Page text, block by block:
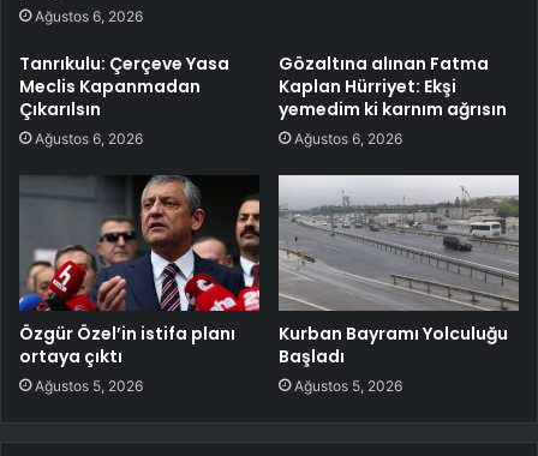
Ağustos 6, 2026
Tanrıkulu: Çerçeve Yasa
Meclis Kapanmadan
Çıkarılsın
Ağustos 6, 2026
Gözaltına alınan Fatma
Kaplan Hürriyet: Ekşi
yemedim ki karnım ağrısın
Ağustos 6, 2026
Özgür Özel’in istifa planı
ortaya çıktı
Ağustos 5, 2026
Kurban Bayramı Yolculuğu
Başladı
Ağustos 5, 2026